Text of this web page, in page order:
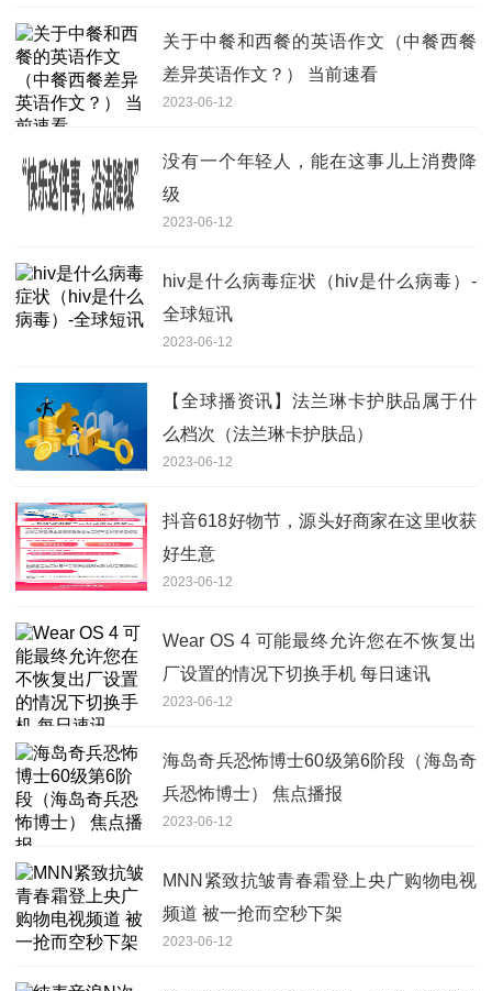
关于中餐和西餐的英语作文（中餐西餐
差异英语作文？） 当前速看
2023-06-12
没有一个年轻人，能在这事儿上消费降
级
2023-06-12
hiv是什么病毒症状（hiv是什么病毒）-
全球短讯
2023-06-12
【全球播资讯】法兰琳卡护肤品属于什
么档次（法兰琳卡护肤品）
2023-06-12
抖音618好物节，源头好商家在这里收获
好生意
2023-06-12
Wear OS 4 可能最终允许您在不恢复出
厂设置的情况下切换手机 每日速讯
2023-06-12
海岛奇兵恐怖博士60级第6阶段（海岛奇
兵恐怖博士） 焦点播报
2023-06-12
MNN紧致抗皱青春霜登上央广购物电视
频道 被一抢而空秒下架
2023-06-12